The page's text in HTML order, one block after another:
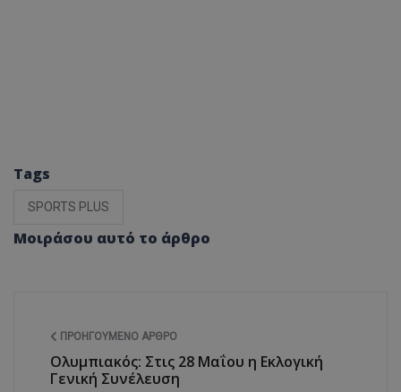
Tags
SPORTS PLUS
Μοιράσου αυτό το άρθρο
ΠΡΟΗΓΟΎΜΕΝΟ ΆΡΘΡΟ
Ολυμπιακός: Στις 28 Μαΐου η Εκλογική
Γενική Συνέλευση